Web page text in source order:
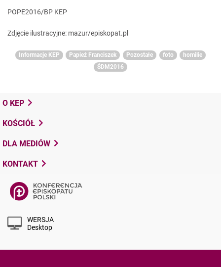
POPE2016/BP KEP
Zdjęcie ilustracyjne: mazur/episkopat.pl
Informacje KEP Papież Franciszek Pozostałe foto
homilie
ŚDM2016
O KEP
KOŚCIÓŁ
DLA MEDIÓW
KONTAKT
WERSJA
Desktop